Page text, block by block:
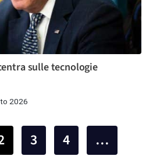
sulle tecnologie
2026
3 4
…